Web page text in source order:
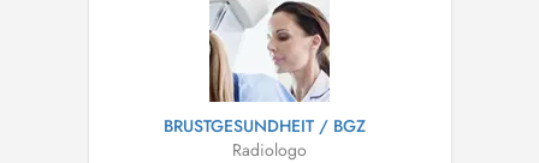
BRUSTGESUNDHEIT / BGZ
Radiologo